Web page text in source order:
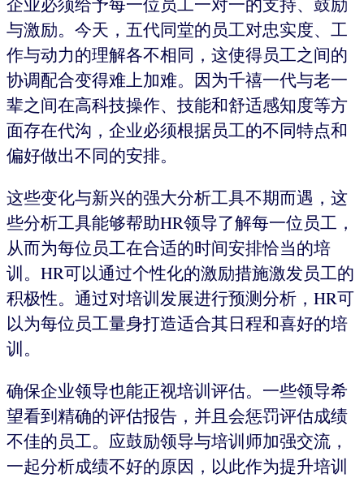
与激励。今天，五代同堂的员工对忠实度、工
作与动力的理解各不相同，这使得员工之间的
协调配合变得难上加难。因为千禧一代与老一
辈之间在高科技操作、技能和舒适感知度等方
面存在代沟，企业必须根据员工的不同特点和
偏好做出不同的安排。
这些变化与新兴的强大分析工具不期而遇，这
些分析工具能够帮助HR领导了解每一位员工，
从而为每位员工在合适的时间安排恰当的培
训。HR可以通过个性化的激励措施激发员工的
积极性。通过对培训发展进行预测分析，HR可
以为每位员工量身打造适合其日程和喜好的培
训。
确保企业领导也能正视培训评估。一些领导希
望看到精确的评估报告，并且会惩罚评估成绩
不佳的员工。应鼓励领导与培训师加强交流，
一起分析成绩不好的原因，以此作为提升培训